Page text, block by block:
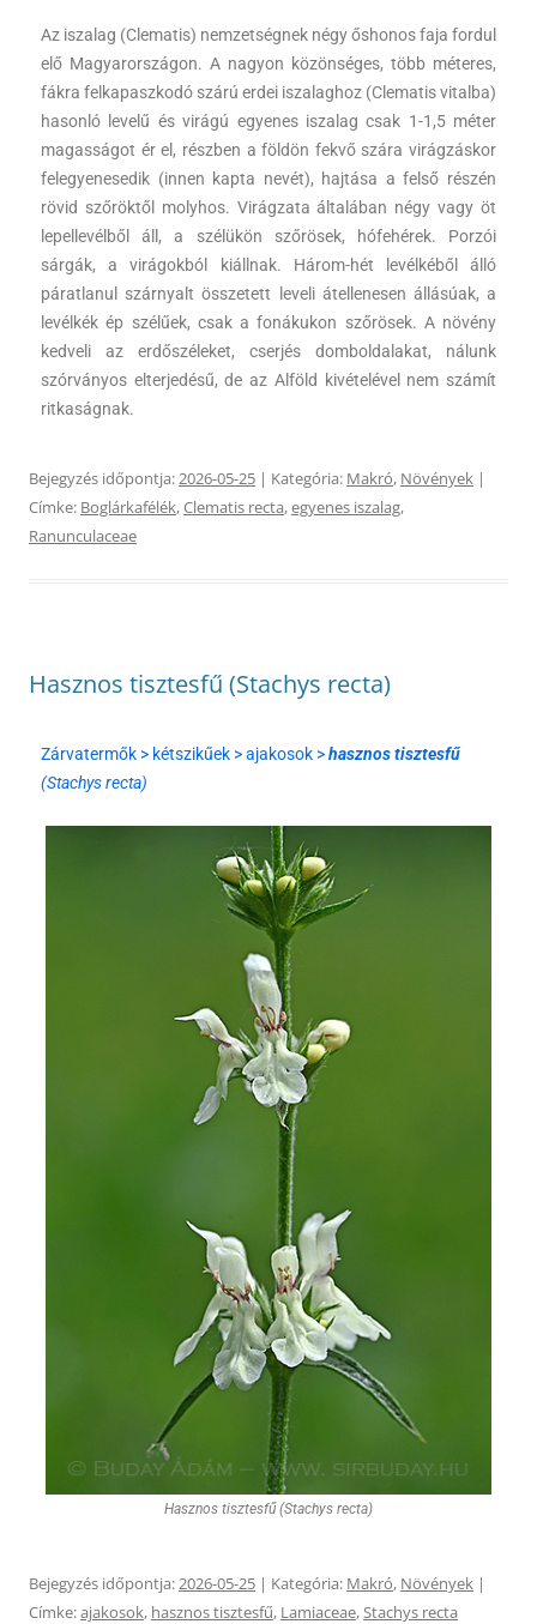
Az iszalag (Clematis) nemzetségnek négy őshonos faja fordul
elő Magyarországon. A nagyon közönséges, több méteres,
fákra felkapaszkodó szárú erdei iszalaghoz (Clematis vitalba)
hasonló levelű és virágú egyenes iszalag csak 1-1,5 méter
magasságot ér el, részben a földön fekvő szára virágzáskor
felegyenesedik (innen kapta nevét), hajtása a felső részén
rövid szőröktől molyhos. Virágzata általában négy vagy öt
lepellevélből áll, a szélükön szőrösek, hófehérek. Porzói
sárgák, a virágokból kiállnak. Három-hét levélkéből álló
páratlanul szárnyalt összetett leveli átellenesen állásúak, a
levélkék ép szélűek, csak a fonákukon szőrösek. A növény
kedveli az erdőszéleket, cserjés domboldalakat, nálunk
szórványos elterjedésű, de az Alföld kivételével nem számít
ritkaságnak.
Bejegyzés időpontja:2026-05-25 | Kategória: Makró, Növények |
Címke: Boglárkafélék,Clematis recta,egyenes iszalag,
Ranunculaceae
Hasznos tisztesfű (Stachys recta)
Zárvatermők > kétszikűek > ajakosok >hasznos tisztesfű
(Stachys recta)
Hasznos tisztesfű (Stachys recta)
Bejegyzés időpontja:2026-05-25 | Kategória: Makró, Növények |
Címke:ajakosok, hasznos tisztesfű, Lamiaceae,Stachys recta